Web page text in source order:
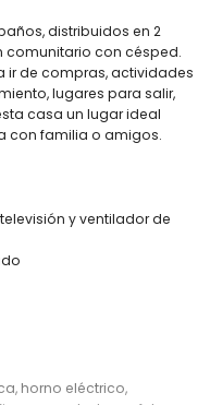
distribuidos en 2
comunitario con césped.
ir de compras, actividades
lugares para salir,
casa un lugar ideal
con familia o amigos.
y ventilador de
horno eléctrico,